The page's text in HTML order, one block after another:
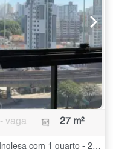
- vaga 27 m²